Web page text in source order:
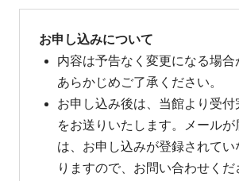
お申し込みについて
内容は予告なく変更になる場合
あらかじめご了承ください。
お申し込み後は、当館より受
をお送りいたします。メールが
は、お申し込みが登録されてい
りますので、お問い合わせくだ